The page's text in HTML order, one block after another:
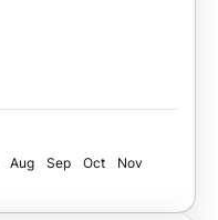
Aug Sep Oct
Nov